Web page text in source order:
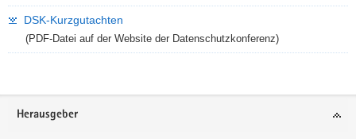
DSK-Kurzgutachten
(PDF-Datei auf der Website der Datenschutzkonferenz)
Footer-
Herausgeber